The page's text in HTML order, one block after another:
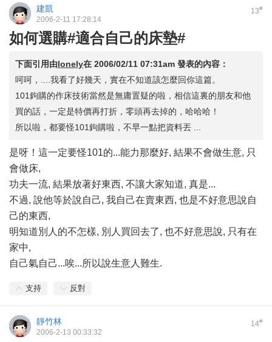
13#
建凱
2006-2-11 17:28:14
如何選購#適合自己的床墊#
下面引用由lonely在 2006/02/11 07:31am 發表的內容：
呵呵，....我看了好幾天，實在不知道該怎麼回你這篇。
101鉤購的作床技術當然是無庸置疑的啦，相信這裏的朋友和他
買的話，一定是特價再打折，零頭再去掉的，哈哈哈！
所以啦，都要怪101鉤購啦，不早一點把資料丟 ...
是呀！這一定要怪101的...能力那麼好, 結果不會做生意, 只
會做床,
功夫一流, 結果放著好東西, 不讓大家知道, 真是...
不過, 說他等於說自己, 我自己在賣東西, 也是不好意思說自
己的東西,
明知道別人的不怎樣, 別人買回去了, 也不好意思說, 只有在
家中,
自己氣自己...唉...所以說生意人難生.
支持 反對
14#
靜竹林
2006-2-13 00:33:32